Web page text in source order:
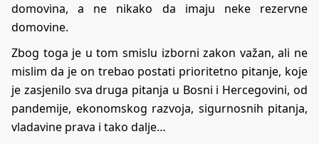
domovina, a ne nikako da imaju neke rezervne
domovine.
Zbog toga je u tom smislu izborni zakon važan, ali ne
mislim da je on trebao postati prioritetno pitanje, koje
je zasjenilo sva druga pitanja u Bosni i Hercegovini, od
pandemije, ekonomskog razvoja, sigurnosnih pitanja,
vladavine prava i tako dalje…